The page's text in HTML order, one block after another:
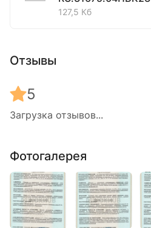
127,5 Кб
Отзывы
Загрузка отзывов...
5
Фотогалерея